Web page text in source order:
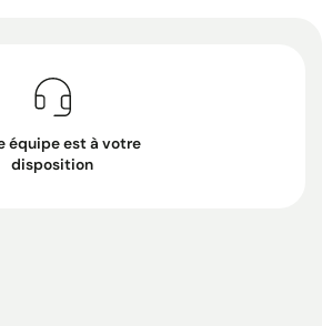
équipe est à votre
disposition